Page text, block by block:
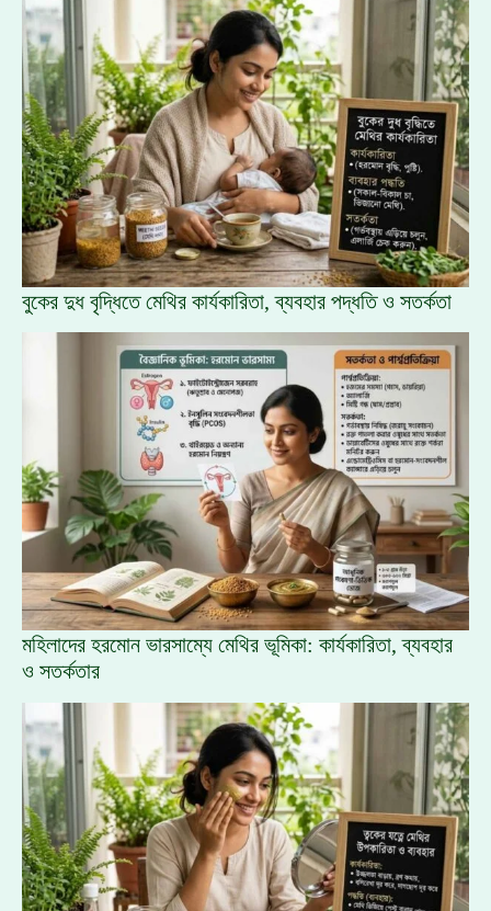
বুকের দুধ বৃদ্ধিতে মেথির কার্যকারিতা, ব্যবহার পদ্ধতি ও সতর্কতা
মহিলাদের হরমোন ভারসাম্যে মেথির ভূমিকা: কার্যকারিতা, ব্যবহার
ও সতর্কতার